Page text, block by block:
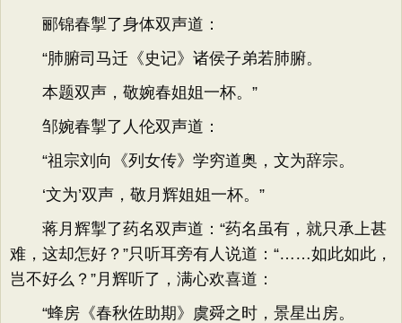
郦锦春掣了身体双声道：
“肺腑司马迁《史记》诸侯子弟若肺腑。
本题双声，敬婉春姐姐一杯。”
邹婉春掣了人伦双声道：
“祖宗刘向《列女传》学穷道奥，文为辞宗。
‘文为’双声，敬月辉姐姐一杯。”
蒋月辉掣了药名双声道：“药名虽有，就只承上甚
难，这却怎好？”只听耳旁有人说道：“……如此如此，
岂不好么？”月辉听了，满心欢喜道：
“蜂房《春秋佐助期》虞舜之时，景星出房。